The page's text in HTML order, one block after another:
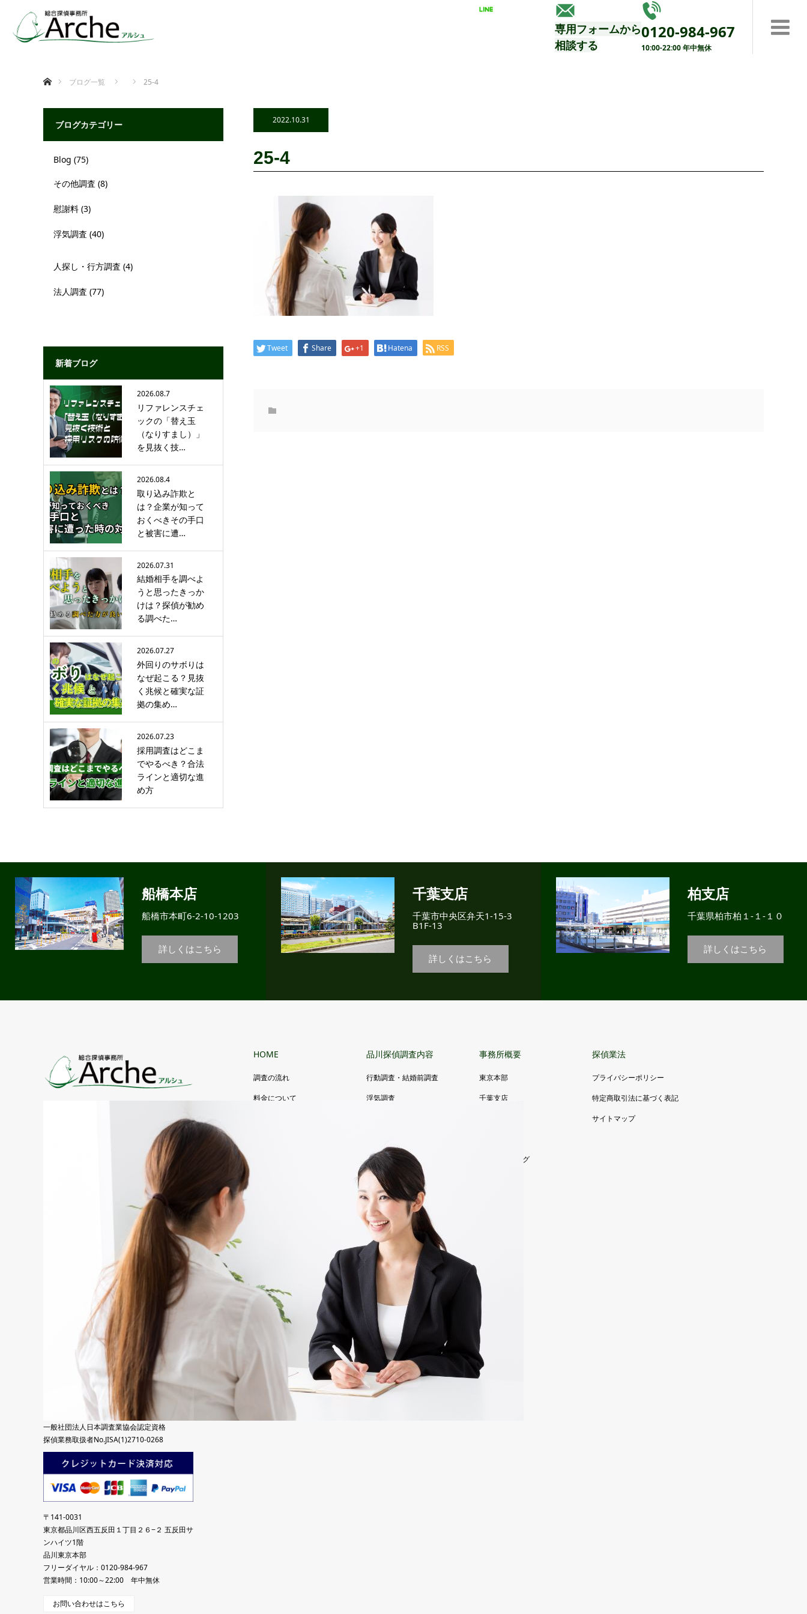
専用フォームから
相談する
0120-984-967
10:00-22:00 年中無休
ブログ一覧
25-4
2022.10.31
25-4
Tweet Share +1 Hatena RSS
ブログカテゴリー
Blog (75)
その他調査 (8)
慰謝料 (3)
浮気調査 (40)
人探し・行方調査 (4)
法人調査 (77)
新着ブログ
2026.08.7
リファレンスチェ
ックの「替え玉
（なりすまし）」
を見抜く技…
2026.08.4
取り込み詐欺と
は？企業が知って
おくべきその手口
と被害に遭…
2026.07.31
結婚相手を調べよ
うと思ったきっか
けは？探偵が勧め
る調べた…
2026.07.27
外回りのサボりは
なぜ起こる？見抜
く兆候と確実な証
拠の集め…
2026.07.23
採用調査はどこま
でやるべき？合法
ラインと適切な進
め方
船橋本店
船橋市本町6-2-10-1203
詳しくはこちら
千葉支店
千葉市中央区弁天1-15-3
B1F-13
詳しくはこちら
柏支店
千葉県柏市柏１-１-１０
詳しくはこちら
HOME
調査の流れ
料金について
品川探偵調査内容
行動調査・結婚前調査
浮気調査
お試し調査プラン
法人向け調査
事務所概要
東京本部
千葉支店
アルシュブログ
探偵業法
プライバシーポリシー
特定商取引法に基づく表記
サイトマップ
一般社団法人日本調査業協会認定資格
探偵業務取扱者No.JISA(1)2710-0268
〒141-0031
東京都品川区西五反田１丁目２６−２ 五反田サ
ンハイツ1階
品川東京本部
フリーダイヤル：0120-984-967
営業時間：10:00～22:00 年中無休
お問い合わせはこちら